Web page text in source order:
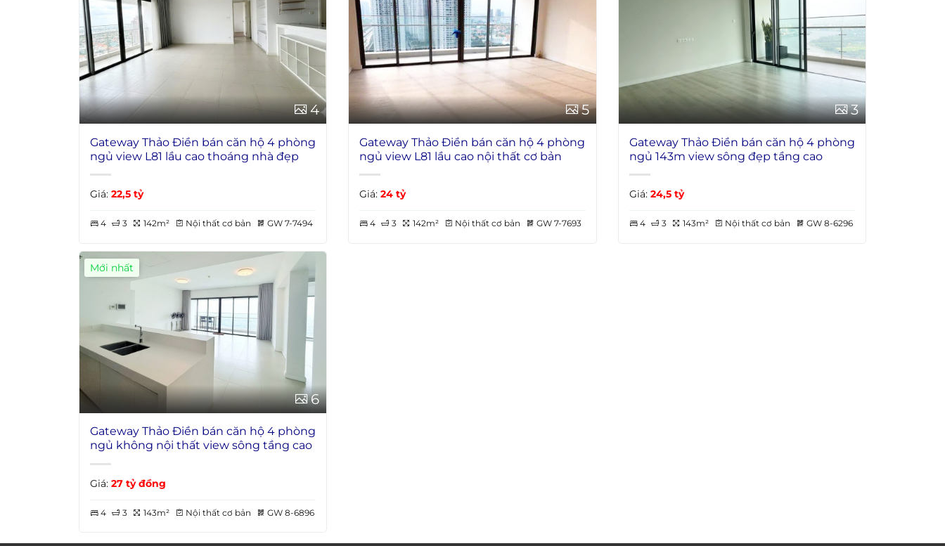
4
Gateway Thảo Điền bán căn hộ 4 phòng
ngủ view L81 lầu cao thoáng nhà đẹp
Giá: 22,5 tỷ
4 3 142m² Nội thất cơ bản GW 7-7494
5
Gateway Thảo Điền bán căn hộ 4 phòng
ngủ view L81 lầu cao nội thất cơ bản
Giá:24 tỷ
4 3 142m² Nội thất cơ bản GW 7-7693
3
Gateway Thảo Điền bán căn hộ 4 phòng
ngủ 143m view sông đẹp tầng cao
Giá: 24,5 tỷ
4 3 143m² Nội thất cơ bản GW 8-6296
Mới nhất
6
Gateway Thảo Điền bán căn hộ 4 phòng
ngủ không nội thất view sông tầng cao
Giá: 27 tỷ đồng
4 3 143m² Nội thất cơ bản GW 8-6896